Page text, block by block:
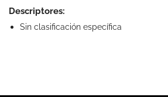
Descriptores:
Sin clasificación específica